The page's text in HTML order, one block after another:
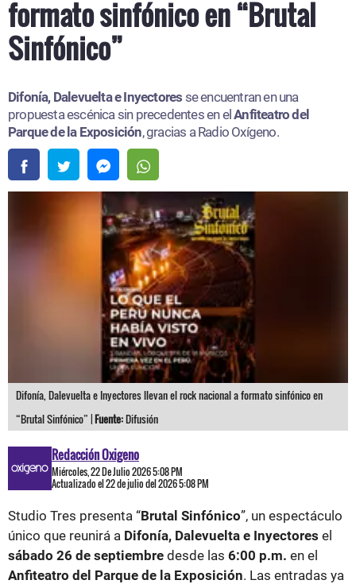
formato sinfónico en “Brutal
Sinfónico”
Difonía, Dalevuelta e Inyectores se encuentran en una
propuesta escénica sin precedentes en elAnfiteatro del
Parque de la Exposición, gracias a Radio Oxígeno.
Difonía, Dalevuelta e Inyectores llevan el rock nacional a formato sinfónico en
“Brutal Sinfónico” |Fuente:Difusión
Redacción Oxigeno
Miércoles, 22 De Julio 2026 5:08 PM
Actualizado el 22 de julio del 2026 5:08 PM
Studio Tres presenta “Brutal Sinfónico”, un espectáculo
único que reunirá a Difonía, Dalevuelta e Inyectores el
sábado 26 de septiembre desde las 6:00 p.m. en el
Anfiteatro del Parque de la Exposición. Las entradas ya